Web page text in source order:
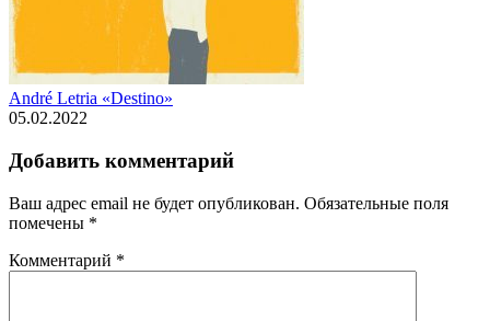
André Letria «Destino»
05.02.2022
Добавить комментарий
Ваш адрес email не будет опубликован. Обязательные поля
помечены *
Комментарий *